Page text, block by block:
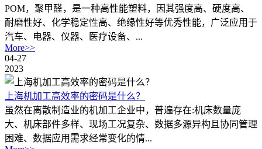
POM，聚甲醛，是一种高性能塑料，因其强度高、硬度高、
耐磨性好、化学稳定性高、绝缘性好等优秀性能，广泛应用于
汽车、电器、仪器、医疗设备、...
More>>
04-27
2023
上海机加工高效率的密码是什么？
虽然在离散制造业的机加工企业中，普遍存在:机床数量庞
大、机床部件多样、现场工况复杂、数据多源异构且协同管理
困难、数据应用需求经常变化的情...